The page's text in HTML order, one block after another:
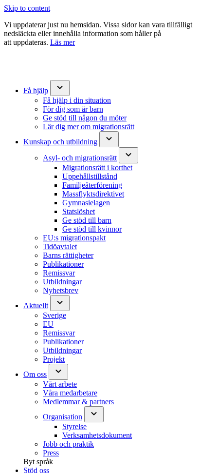
Skip to content
Vi uppdaterar just nu hemsidan. Vissa sidor kan vara tillfälligt
nedsläckta eller innehålla information som håller på
att uppdateras. Läs mer
Få hjälp expand_more
Få hjälp i din situation
För dig som är barn
Ge stöd till någon du möter
Lär dig mer om migrationsrätt
Kunskap och utbildning
expand_more
Asyl- och migrationsrätt expand_more
Migrationsrätt i korthet
Uppehållstillstånd
Familjeåterförening
Massflyktsdirektivet
Gymnasielagen
Statslöshet
Ge stöd till barn
Ge stöd till kvinnor
EU:s migrationspakt
Tidöavtalet
Barns rättigheter
Publikationer
Remissvar
Utbildningar
Nyhetsbrev
Aktuellt
expand_more
Sverige
EU
Remissvar
Publikationer
Utbildningar
Projekt
Om oss
expand_more
Vårt arbete
Våra medarbetare
Medlemmar & partners
Organisation
expand_more
Styrelse
Verksamhetsdokument
Jobb och praktik
Press
Byt språk
Stöd oss